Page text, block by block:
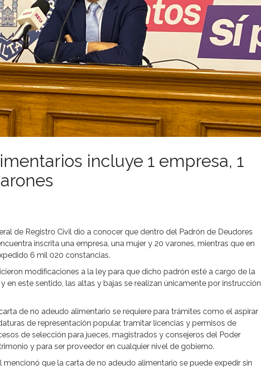
incluye 1 empresa, 1
de Registro Civil dio a conocer que dentro del Padrón de Deudores
inscrita una empresa, una mujer y 20 varones, mientras que en
6 mil 020 constancias.
modificaciones a la ley para que dicho padrón esté a cargo de la
en este sentido, las altas y bajas se realizan únicamente por instrucción
de no adeudo alimentario se requiere para trámites como el aspirar
de representación popular, tramitar licencias y permisos de
de selección para jueces, magistrados y consejeros del Poder
y para ser proveedor en cualquier nivel de gobierno.
mencionó que la carta de no adeudo alimentario se puede expedir sin